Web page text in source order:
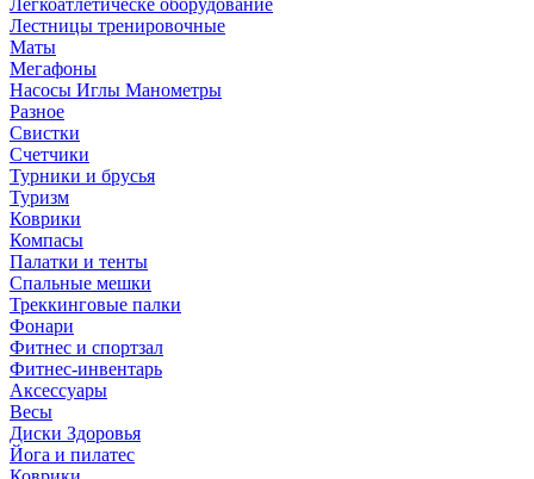
Легкоатлетическе оборудование
Лестницы тренировочные
Маты
Мегафоны
Насосы Иглы Манометры
Разное
Свистки
Счетчики
Турники и брусья
Туризм
Коврики
Компасы
Палатки и тенты
Спальные мешки
Треккинговые палки
Фонари
Фитнес и спортзал
Фитнес-инвентарь
Аксессуары
Весы
Диски Здоровья
Йога и пилатес